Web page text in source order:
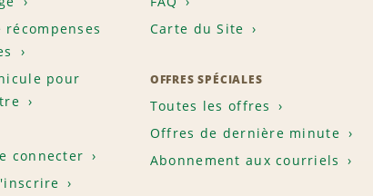
récompenses
pour
connecter
Carte du Site
OFFRES SPÉCIALES
Toutes les offres
Offres de dernière minute
Abonnement aux courriels